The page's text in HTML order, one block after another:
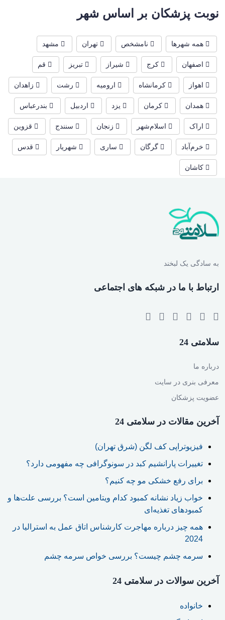
نوبت پزشکان بر اساس شهر
همه شهرها نامشخص تهران مشهد
اصفهان کرج شیراز تبریز قم
اهواز کرمانشاه ارومیه رشت زاهدان
همدان کرمان یزد اردبیل بندرعباس
اراک اسلام‌شهر زنجان سنندج قزوین
خرم‌آباد گرگان ساری شهریار قدس
کاشان
به سادگی یک لبخند
ارتباط با ما در شبکه های اجتماعی
سلامتی 24
درباره ما
معرفی بنری در سایت
عضویت پزشکان
آخرین مقالات در سلامتی 24
فیزیوتراپی کف لگن (شرق تهران)
تغییرات پارانشیم کبد در سونوگرافی چه مفهومی دارد؟
برای رفع خشکی مو چه کنیم؟
خواب زیاد نشانه کمبود کدام ویتامین است؟ بررسی علت‌ها و
کمبودهای تغذیه‌ای
همه چیز درباره مهاجرت کارشناس اتاق عمل به استرالیا در
2024
سرمه چشم چیست؟ بررسی خواص سرمه چشم
آخرین سوالات در سلامتی 24
خانواده